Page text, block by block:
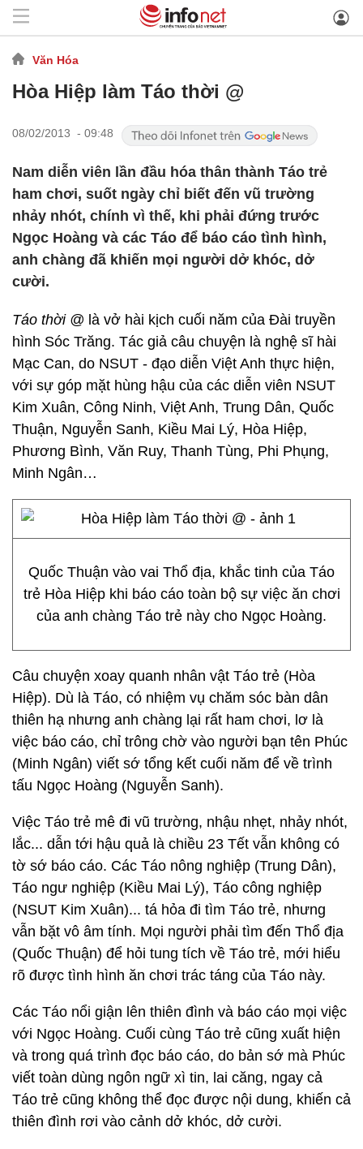
Văn Hóa
Hòa Hiệp làm Táo thời @
08/02/2013 - 09:48
Nam diễn viên lần đầu hóa thân thành Táo trẻ
ham chơi, suốt ngày chỉ biết đến vũ trường
nhảy nhót, chính vì thế, khi phải đứng trước
Ngọc Hoàng và các Táo để báo cáo tình hình,
anh chàng đã khiến mọi người dở khóc, dở
cười.
Táo thời @ là vở hài kịch cuối năm của Đài truyền
hình Sóc Trăng. Tác giả câu chuyện là nghệ sĩ hài
Mạc Can, do NSUT - đạo diễn Việt Anh thực hiện,
với sự góp mặt hùng hậu của các diễn viên NSUT
Kim Xuân, Công Ninh, Việt Anh, Trung Dân, Quốc
Thuận, Nguyễn Sanh, Kiều Mai Lý, Hòa Hiệp,
Phương Bình, Văn Ruy, Thanh Tùng, Phi Phụng,
Minh Ngân…
Quốc Thuận vào vai Thổ địa, khắc tinh của Táo
trẻ Hòa Hiệp khi báo cáo toàn bộ sự việc ăn chơi
của anh chàng Táo trẻ này cho Ngọc Hoàng.
Câu chuyện xoay quanh nhân vật Táo trẻ (Hòa
Hiệp). Dù là Táo, có nhiệm vụ chăm sóc bàn dân
thiên hạ nhưng anh chàng lại rất ham chơi, lơ là
việc báo cáo, chỉ trông chờ vào người bạn tên Phúc
(Minh Ngân) viết sớ tổng kết cuối năm để về trình
tấu Ngọc Hoàng (Nguyễn Sanh).
Việc Táo trẻ mê đi vũ trường, nhậu nhẹt, nhảy nhót,
lắc... dẫn tới hậu quả là chiều 23 Tết vẫn không có
tờ sớ báo cáo. Các Táo nông nghiệp (Trung Dân),
Táo ngư nghiệp (Kiều Mai Lý), Táo công nghiệp
(NSUT Kim Xuân)... tá hỏa đi tìm Táo trẻ, nhưng
vẫn bặt vô âm tính. Mọi người phải tìm đến Thổ địa
(Quốc Thuận) để hỏi tung tích về Táo trẻ, mới hiểu
rõ được tình hình ăn chơi trác táng của Táo này.
Các Táo nổi giận lên thiên đình và báo cáo mọi việc
với Ngọc Hoàng. Cuối cùng Táo trẻ cũng xuất hiện
và trong quá trình đọc báo cáo, do bản sớ mà Phúc
viết toàn dùng ngôn ngữ xì tin, lai căng, ngay cả
Táo trẻ cũng không thể đọc được nội dung, khiến cả
thiên đình rơi vào cảnh dở khóc, dở cười.